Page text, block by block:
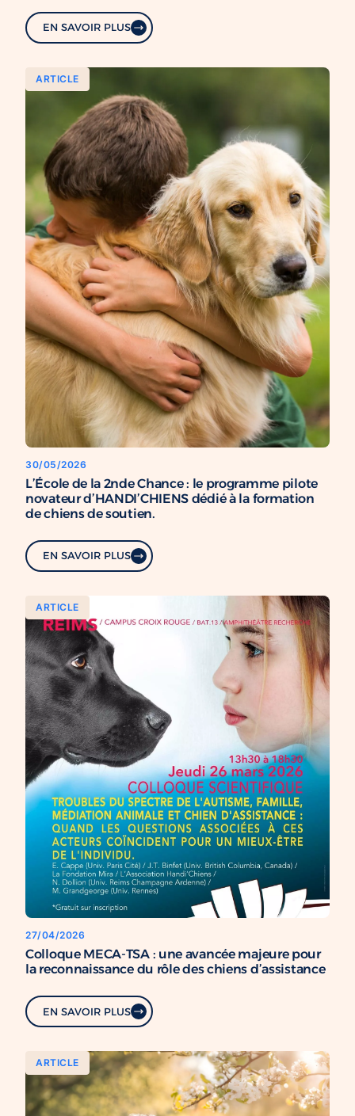
EN SAVOIR PLUS
ARTICLE
30/05/2026
L’École de la 2nde Chance : le programme pilote
novateur d’HANDI’CHIENS dédié à la formation
de chiens de soutien.
EN SAVOIR PLUS
ARTICLE
27/04/2026
Colloque MECA-TSA : une avancée majeure pour
la reconnaissance du rôle des chiens d’assistance
EN SAVOIR PLUS
ARTICLE